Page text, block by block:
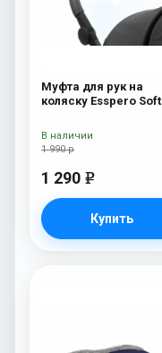
Муфта для рук на
коляску Esspero Soft
шерсть) Grey
1 990 р
1 290 e
Купить
В наличии